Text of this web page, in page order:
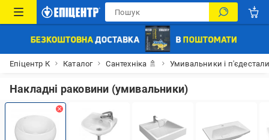
Епіцентр К Каталог Сантехніка 🚿 Умивальники і
Накладні раковини (умивальники)